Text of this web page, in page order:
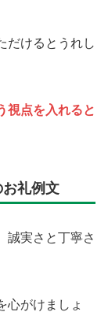
だけるとうれし
視点を入れると
礼例文
誠実さと丁寧さ
心がけましょ